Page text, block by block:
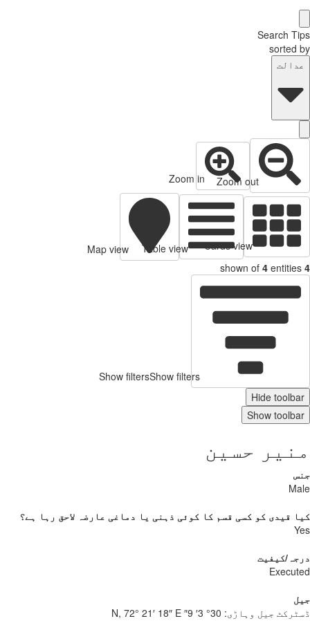
Search
sorted
Zoom out
Zoom in
Cards view
Table view
Map view
shown of 4
Show filtersShow filters
Hide
Show
حسین
قیدی کو کسی قسم کا کوئی ذہنی یا دماغی عارضہ لاحق رہا ہے؟
کیفیت
جیل وہاڑی: 30° 3′ 9″ N, 72° 21′ 18″ E